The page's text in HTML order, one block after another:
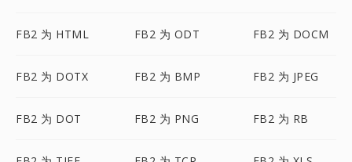
FB2 为 HTML FB2 为 ODT FB2 为 DOCM
FB2 为 DOTX FB2 为 BMP FB2 为 JPEG
FB2 为 DOT FB2 为 PNG FB2 为 RB